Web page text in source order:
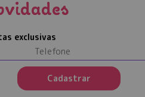
exclusivas
Cadastrar